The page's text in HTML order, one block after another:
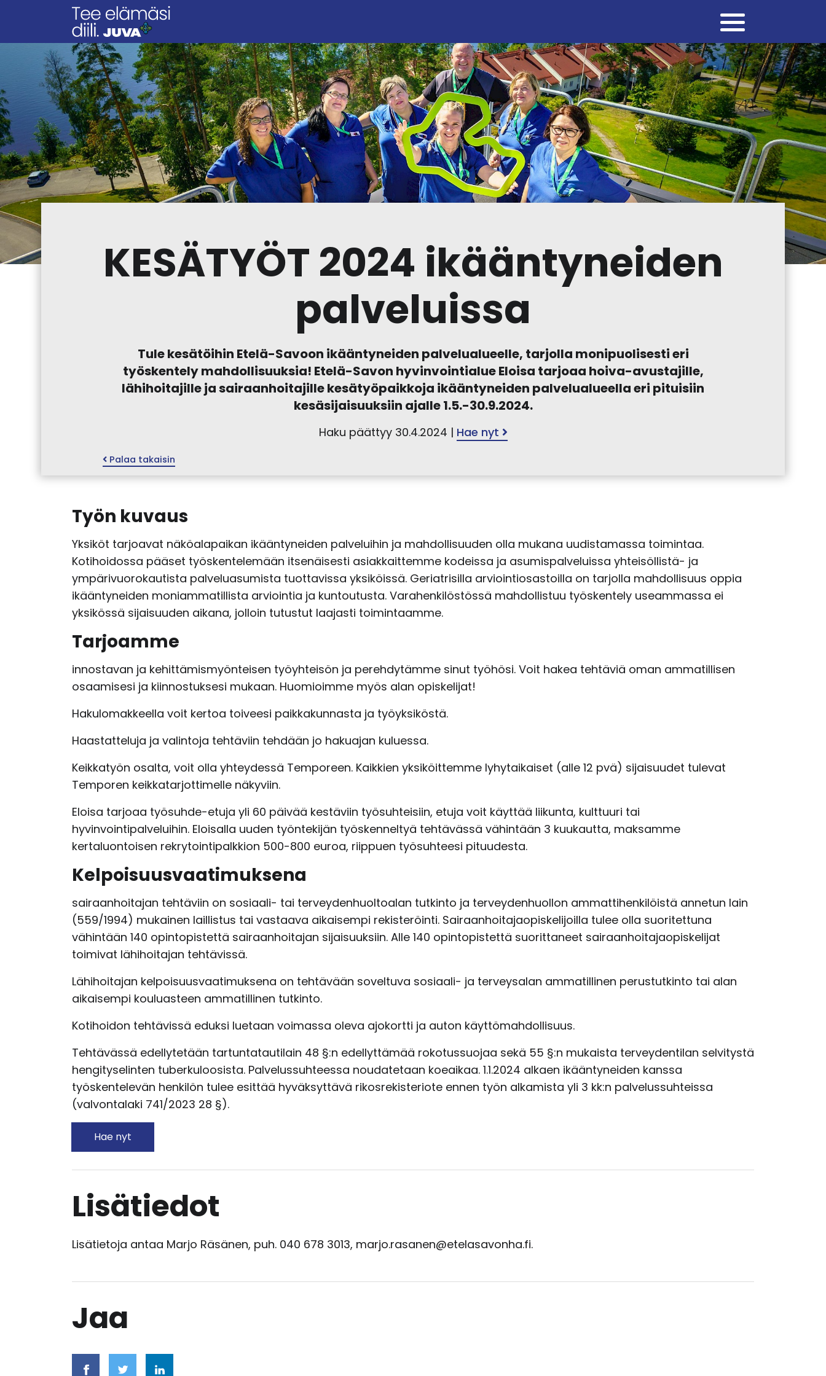
KESÄTYÖT 2024 ikääntyneiden
palveluissa
Tule kesätöihin Etelä-Savoon ikääntyneiden palvelualueelle, tarjolla monipuolisesti eri
työskentely mahdollisuuksia! Etelä-Savon hyvinvointialue Eloisa tarjoaa hoiva-avustajille,
lähihoitajille ja sairaanhoitajille kesätyöpaikkoja ikääntyneiden palvelualueella eri pituisiin
kesäsijaisuuksiin ajalle 1.5.-30.9.2024.
Haku päättyy 30.4.2024 | Hae nyt
Palaa takaisin
Työn kuvaus
Yksiköt tarjoavat näköalapaikan ikääntyneiden palveluihin ja mahdollisuuden olla mukana uudistamassa toimintaa.
Kotihoidossa pääset työskentelemään itsenäisesti asiakkaittemme kodeissa ja asumispalveluissa yhteisöllistä- ja
ympärivuorokautista palveluasumista tuottavissa yksiköissä. Geriatrisilla arviointiosastoilla on tarjolla mahdollisuus oppia
ikääntyneiden moniammatillista arviointia ja kuntoutusta. Varahenkilöstössä mahdollistuu työskentely useammassa ei
yksikössä sijaisuuden aikana, jolloin tutustut laajasti toimintaamme.
Tarjoamme
innostavan ja kehittämismyönteisen työyhteisön ja perehdytämme sinut työhösi. Voit hakea tehtäviä oman ammatillisen
osaamisesi ja kiinnostuksesi mukaan. Huomioimme myös alan opiskelijat!
Hakulomakkeella voit kertoa toiveesi paikkakunnasta ja työyksiköstä.
Haastatteluja ja valintoja tehtäviin tehdään jo hakuajan kuluessa.
Keikkatyön osalta, voit olla yhteydessä Temporeen. Kaikkien yksiköittemme lyhytaikaiset (alle 12 pvä) sijaisuudet tulevat
Temporen keikkatarjottimelle näkyviin.
Eloisa tarjoaa työsuhde-etuja yli 60 päivää kestäviin työsuhteisiin, etuja voit käyttää liikunta, kulttuuri tai
hyvinvointipalveluihin. Eloisalla uuden työntekijän työskenneltyä tehtävässä vähintään 3 kuukautta, maksamme
kertaluontoisen rekrytointipalkkion 500-800 euroa, riippuen työsuhteesi pituudesta.
Kelpoisuusvaatimuksena
sairaanhoitajan tehtäviin on sosiaali- tai terveydenhuoltoalan tutkinto ja terveydenhuollon ammattihenkilöistä annetun lain
(559/1994) mukainen laillistus tai vastaava aikaisempi rekisteröinti. Sairaanhoitajaopiskelijoilla tulee olla suoritettuna
vähintään 140 opintopistettä sairaanhoitajan sijaisuuksiin. Alle 140 opintopistettä suorittaneet sairaanhoitajaopiskelijat
toimivat lähihoitajan tehtävissä.
Lähihoitajan kelpoisuusvaatimuksena on tehtävään soveltuva sosiaali- ja terveysalan ammatillinen perustutkinto tai alan
aikaisempi kouluasteen ammatillinen tutkinto.
Kotihoidon tehtävissä eduksi luetaan voimassa oleva ajokortti ja auton käyttömahdollisuus.
Tehtävässä edellytetään tartuntatautilain 48 §:n edellyttämää rokotussuojaa sekä 55 §:n mukaista terveydentilan selvitystä
hengityselinten tuberkuloosista. Palvelussuhteessa noudatetaan koeaikaa. 1.1.2024 alkaen ikääntyneiden kanssa
työskentelevän henkilön tulee esittää hyväksyttävä rikosrekisteriote ennen työn alkamista yli 3 kk:n palvelussuhteissa
(valvontalaki 741/2023 28 §).
Hae nyt
Lisätiedot
Lisätietoja antaa Marjo Räsänen, puh. 040 678 3013, marjo.rasanen@etelasavonha.fi.
Jaa